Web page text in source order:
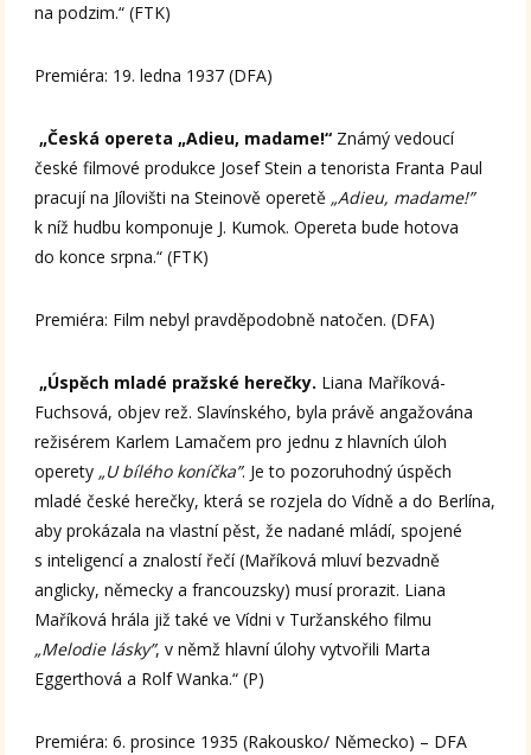
na podzim.“ (FTK)
Premiéra: 19. ledna 1937 (DFA)
„Česká opereta „Adieu, madame!“ Známý vedoucí
české filmové produkce Josef Stein a tenorista Franta Paul
pracují na Jílovišti na Steinově operetě „Adieu, madame!”
k níž hudbu komponuje J. Kumok. Opereta bude hotova
do konce srpna.“ (FTK)
Premiéra: Film nebyl pravděpodobně natočen. (DFA)
„Úspěch mladé pražské herečky. Liana Maříková-
Fuchsová, objev rež. Slavínského, byla právě angažována
režisérem Karlem Lamačem pro jednu z hlavních úloh
operety „U bílého koníčka”. Je to pozoruhodný úspěch
mladé české herečky, která se rozjela do Vídně a do Berlína,
aby prokázala na vlastní pěst, že nadané mládí, spojené
s inteligencí a znalostí řečí (Maříková mluví bezvadně
anglicky, německy a francouzsky) musí prorazit. Liana
Maříková hrála již také ve Vídni v Turžanského filmu
„Melodie lásky”, v němž hlavní úlohy vytvořili Marta
Eggerthová a Rolf Wanka.“ (P)
Premiéra: 6. prosince 1935 (Rakousko/ Německo) – DFA